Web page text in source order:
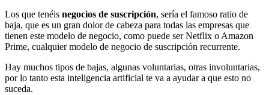
Los que tenéis negocios de suscripción, sería el famoso ratio de
baja, que es un gran dolor de cabeza para todas las empresas que
tienen este modelo de negocio, como puede ser Netflix o Amazon
Prime, cualquier modelo de negocio de suscripción recurrente.
Hay muchos tipos de bajas, algunas voluntarias, otras involuntarias,
por lo tanto esta inteligencia artificial te va a ayudar a que esto no
suceda.